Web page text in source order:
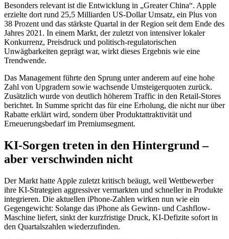
Besonders relevant ist die Entwicklung in „Greater China“. Apple
erzielte dort rund 25,5 Milliarden US-Dollar Umsatz, ein Plus von
38 Prozent und das stärkste Quartal in der Region seit dem Ende des
Jahres 2021. In einem Markt, der zuletzt von intensiver lokaler
Konkurrenz, Preisdruck und politisch-regulatorischen
Unwägbarkeiten geprägt war, wirkt dieses Ergebnis wie eine
Trendwende.
Das Management führte den Sprung unter anderem auf eine hohe
Zahl von Upgradern sowie wachsende Umsteigerquoten zurück.
Zusätzlich wurde von deutlich höherem Traffic in den Retail-Stores
berichtet. In Summe spricht das für eine Erholung, die nicht nur über
Rabatte erklärt wird, sondern über Produktattraktivität und
Erneuerungsbedarf im Premiumsegment.
KI-Sorgen treten in den Hintergrund –
aber verschwinden nicht
Der Markt hatte Apple zuletzt kritisch beäugt, weil Wettbewerber
ihre KI-Strategien aggressiver vermarkten und schneller in Produkte
integrieren. Die aktuellen iPhone-Zahlen wirken nun wie ein
Gegengewicht: Solange das iPhone als Gewinn- und Cashflow-
Maschine liefert, sinkt der kurzfristige Druck, KI-Defizite sofort in
den Quartalszahlen wiederzufinden.